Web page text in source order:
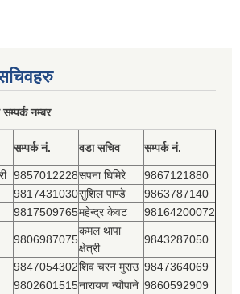
नम्बर
सम्पर्क नं. वडा सचिव सम्पर्क नं.
9857012228सपना घिमिरे
9867121880
9817431030सुशिल पाण्डे
9863787140
9817509765महेन्द्र केवट 98164200072
9806987075
कमल थापा
क्षेत्री
9843287050
9847054302शिव चरन मुराउ 9847364069
9802601515नारायण न्यौपाने 9860592909